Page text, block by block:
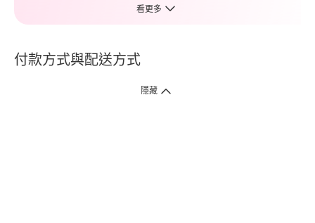
看更多
付款方式與配送方式
隱藏